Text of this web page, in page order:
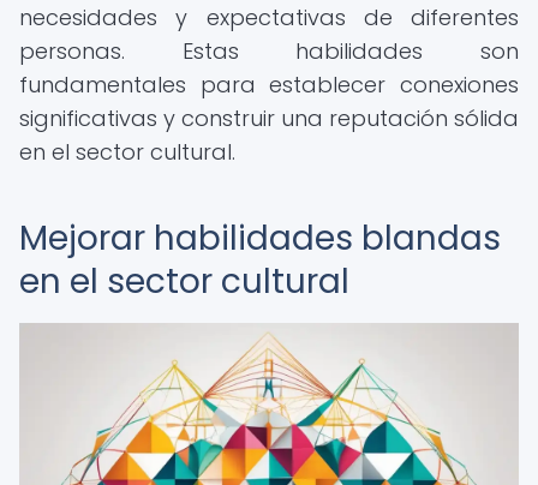
necesidades y expectativas de diferentes
personas. Estas habilidades son
fundamentales para establecer conexiones
significativas y construir una reputación sólida
en el sector cultural.
Mejorar habilidades blandas
en el sector cultural